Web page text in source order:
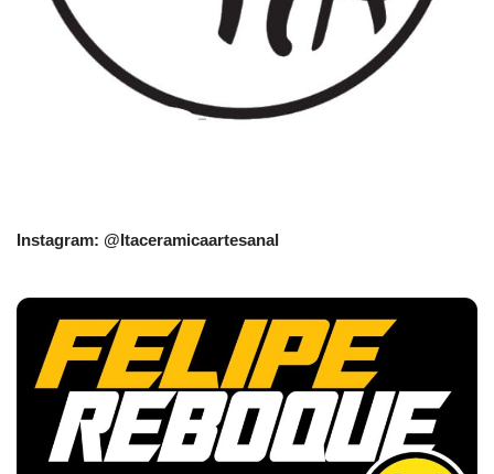
Instagram: @Itaceramicaartesanal